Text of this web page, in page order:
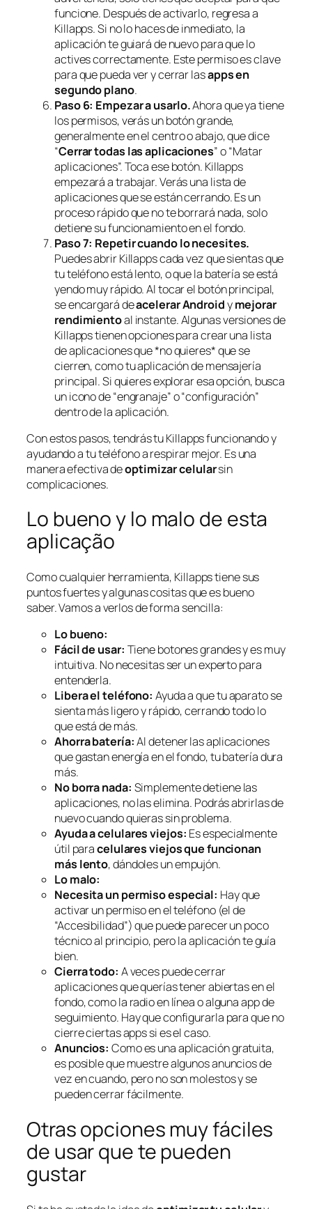
funcione. Después de activarlo, regresa a
Killapps. Si no lo haces de inmediato, la
aplicación te guiará de nuevo para que lo
actives correctamente. Este permiso es clave
para que pueda ver y cerrar lasapps en
segundo plano.
Paso 6: Empezar a usarlo.Ahora que ya tiene
los permisos, verás un botón grande,
generalmente en el centro o abajo, que dice
“Cerrar todas las aplicaciones” o “Matar
aplicaciones”. Toca ese botón. Killapps
empezará a trabajar. Verás una lista de
aplicaciones que se están cerrando. Es un
proceso rápido que no te borrará nada, solo
detiene su funcionamiento en el fondo.
Paso 7: Repetir cuando lo necesites.
Puedes abrir Killapps cada vez que sientas que
tu teléfono está lento, o que la batería se está
yendo muy rápido. Al tocar el botón principal,
se encargará deacelerar Androidymejorar
rendimientoal instante. Algunas versiones de
Killapps tienen opciones para crear una lista
de aplicaciones que *no quieres* que se
cierren, como tu aplicación de mensajería
principal. Si quieres explorar esa opción, busca
un icono de “engranaje” o “configuración”
dentro de la aplicación.
Con estos pasos, tendrás tu Killapps funcionando y
ayudando a tu teléfono a respirar mejor. Es una
manera efectiva deoptimizar celularsin
complicaciones.
Lo bueno y lo malo de esta
aplicação
Como cualquier herramienta, Killapps tiene sus
puntos fuertes y algunas cositas que es bueno
saber. Vamos a verlos de forma sencilla:
Lo bueno:
Fácil de usar: Tiene botones grandes y es muy
intuitiva. No necesitas ser un experto para
entenderla.
Libera el teléfono: Ayuda a que tu aparato se
sienta más ligero y rápido, cerrando todo lo
que está de más.
Ahorra batería:Al detener las aplicaciones
que gastan energía en el fondo, tu batería dura
más.
No borra nada: Simplemente detiene las
aplicaciones, no las elimina. Podrás abrirlas de
nuevo cuando quieras sin problema.
Ayuda a celulares viejos: Es especialmente
útil paracelulares viejos que funcionan
más lento, dándoles un empujón.
Lo malo:
Necesita un permiso especial: Hay que
activar un permiso en el teléfono (el de
“Accesibilidad”) que puede parecer un poco
técnico al principio, pero la aplicación te guía
bien.
Cierra todo: A veces puede cerrar
aplicaciones que querías tener abiertas en el
fondo, como la radio en línea o alguna app de
seguimiento. Hay que configurarla para que no
cierre ciertas apps si es el caso.
Anuncios: Como es una aplicación gratuita,
es posible que muestre algunos anuncios de
vez en cuando, pero no son molestos y se
pueden cerrar fácilmente.
Otras opciones muy fáciles
de usar que te pueden
gustar